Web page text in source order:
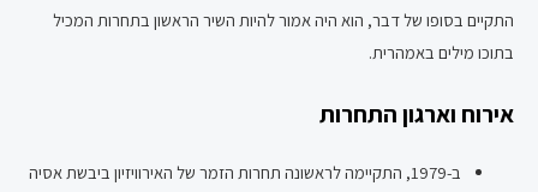
התקיים בסופו של דבר, הוא היה אמור להיות השיר הראשון בתחרות המכיל
בתוכו מילים באמהרית.
אירוח וארגון התחרות
ב-1979, התקיימה לראשונה תחרות הזמר של האירוויזיון ביבשת אסיה